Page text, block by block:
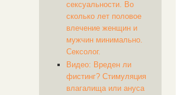
сексуальности. Во
сколько лет половое
влечение женщин и
мужчин минимально.
Сексолог.
Видео: Вреден ли
фистинг? Стимуляция
влагалища или ануса